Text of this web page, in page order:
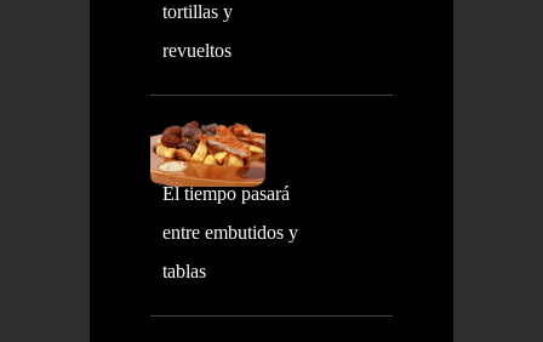
tortillas y
revueltos
El tiempo pasará
entre embutidos y
tablas